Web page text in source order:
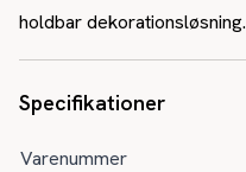
holdbar dekorationsløsning.
Specifikationer
Varenummer